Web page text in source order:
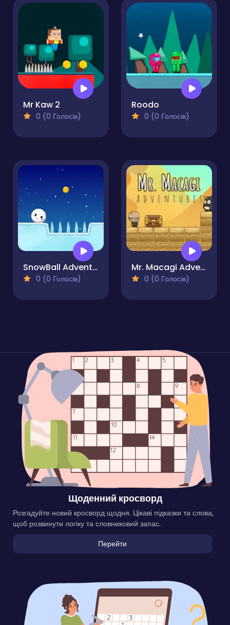
Mr Kaw 2
0 (0 Голосів)
Roodo
0 (0 Голосів)
SnowBall Adventure
0 (0 Голосів)
Mr. Macagi Adventures
0 (0 Голосів)
Щоденний кросворд
Розгадуйте новий кросворд щодня. Цікаві підказки та слова,
щоб розвинути логіку та словниковий запас.
Перейти